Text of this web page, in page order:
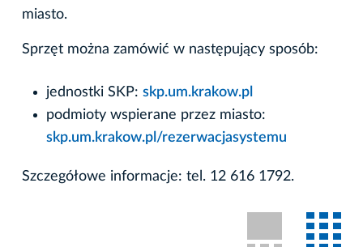
miasto.
Sprzęt można zamówić w następujący sposób:
jednostki SKP: skp.um.krakow.pl
podmioty wspierane przez miasto:
skp.um.krakow.pl/rezerwacjasystemu
Szczegółowe informacje: tel. 12 616 1792.